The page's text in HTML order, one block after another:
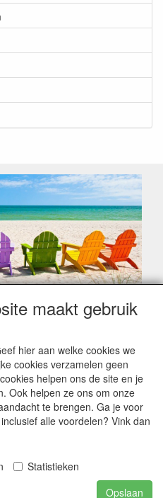
naast een hoop
werken met een
geplaatst worden kunnen
die voorradig is en alle
dan de bestelling verstuurd
binnen komen dan is
wel en kunnen wij, meestal,
maakt gebruik
hier aan welke cookies we
cookies verzamelen geen
helpen ons de site en je
Ook helpen ze ons om onze
te brengen. Ga je voor
alle voordelen? Vink dan
Statistieken
Opslaan